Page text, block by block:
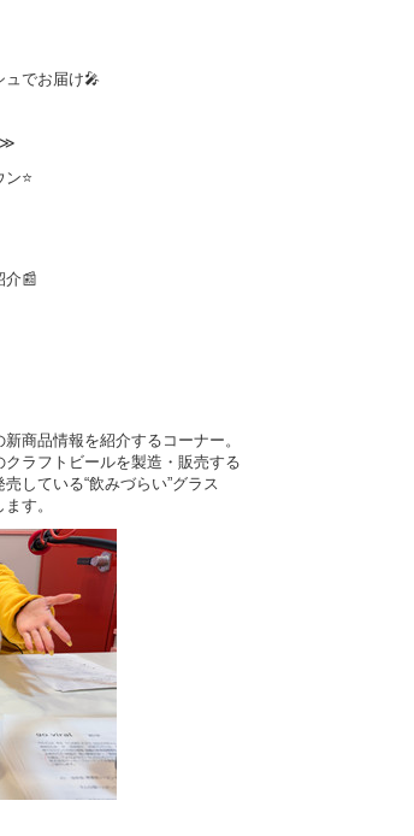
ュでお届け🎤
⭐
介📰
商品情報を紹介するコーナー。
ラフトビールを製造・販売する
している“飲みづらい”グラス
す。